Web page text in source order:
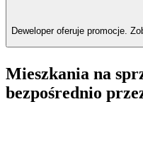
Deweloper oferuje promocje.
Mieszkania na
bezpośrednio